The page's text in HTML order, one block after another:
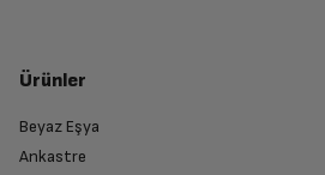
Ürünler
Beyaz Eşya
Ankastre